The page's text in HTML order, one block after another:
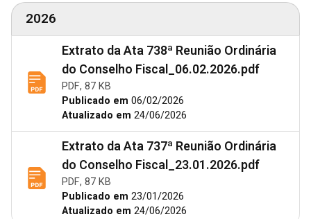
2026
Extrato da Ata 738ª Reunião Ordinária
do Conselho Fiscal_06.02.2026.pdf
PDF, 87 KB
Publicado em 06/02/2026
Atualizado em 24/06/2026
Extrato da Ata 737ª Reunião Ordinária
do Conselho Fiscal_23.01.2026.pdf
PDF, 87 KB
Publicado em 23/01/2026
Atualizado em 24/06/2026